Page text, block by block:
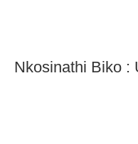
Nkosinathi Biko :